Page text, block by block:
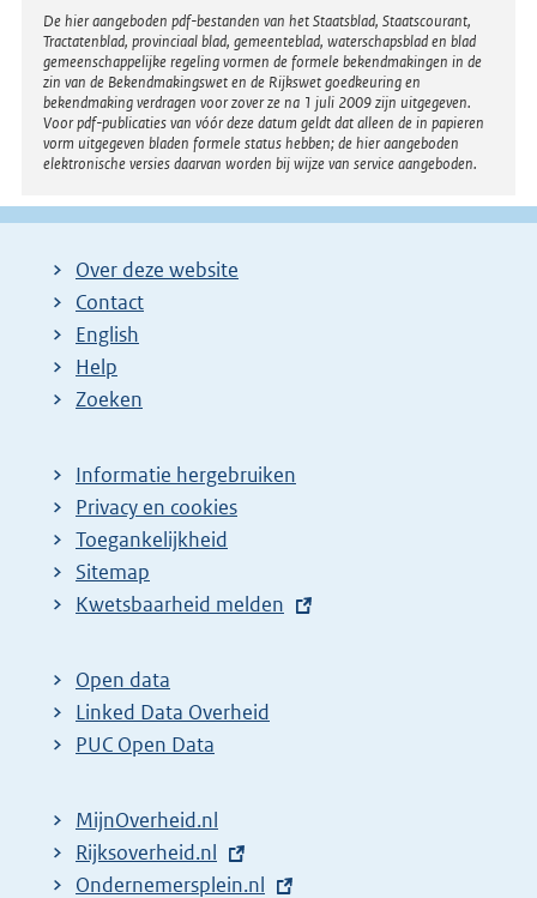
l
i
n
k
:
Disclaimer
De hier aangeboden pdf-bestanden van het Staatsblad, Staatscourant,
Tractatenblad, provinciaal blad, gemeenteblad, waterschapsblad en blad
gemeenschappelijke regeling vormen de formele bekendmakingen in de
zin van de Bekendmakingswet en de Rijkswet goedkeuring en
bekendmaking verdragen voor zover ze na 1 juli 2009 zijn uitgegeven.
Voor pdf-publicaties van vóór deze datum geldt dat alleen de in papieren
vorm uitgegeven bladen formele status hebben; de hier aangeboden
elektronische versies daarvan worden bij wijze van service aangeboden.
Over deze website
Contact
English
Help
Zoeken
Informatie hergebruiken
Privacy en cookies
Toegankelijkheid
Sitemap
E
t
e
r
l
i
Kwetsbaarheid melden
Open data
Linked Data Overheid
PUC Open Data
MijnOverheid.nl
E
x
Rijksoverheid.nl
E
Ondernemersplein.nl